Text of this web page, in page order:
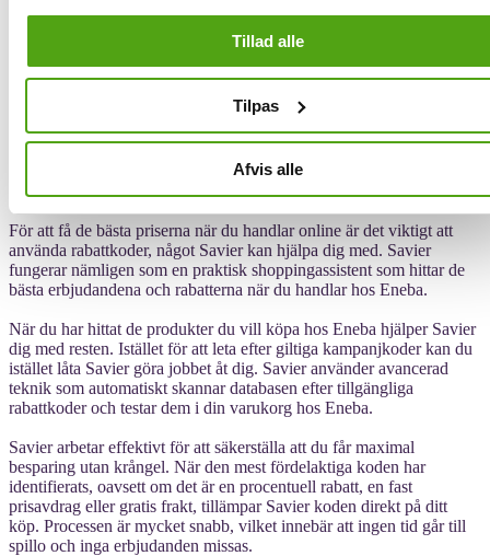
Tillad alle
Tilpas
Afvis alle
Kampanjkoder, även kallade rabattkoder eller kupongkoder, är ett
viktigt verktyg inom e-handel. Dessa koder ger konsumenter
möjlighet att spara pengar när de handlar online genom att erbjuda
olika fördelar, såsom procentuella rabatter, fasta prisreduktioner eller
du förstå hur de fungerar, samt använda dem på ett strategiskt sätt.
testar nämligen automatiskt flera kampanjkoder och tillämpar den
med störst rabatt direkt i din varukorg – allt med bara ett klick.
För att få de bästa priserna när du handlar online är det viktigt att
använda rabattkoder, något Savier kan hjälpa dig med. Savier
fungerar nämligen som en praktisk shoppingassistent som hittar de
bästa erbjudandena och rabatterna när du handlar hos Eneba.
När du har hittat de produkter du vill köpa hos Eneba hjälper Savier
dig med resten. Istället för att leta efter giltiga kampanjkoder kan du
istället låta Savier göra jobbet åt dig. Savier använder avancerad
teknik som automatiskt skannar databasen efter tillgängliga
rabattkoder och testar dem i din varukorg hos Eneba.
Savier arbetar effektivt för att säkerställa att du får maximal
besparing utan krångel. När den mest fördelaktiga koden har
identifierats, oavsett om det är en procentuell rabatt, en fast
prisavdrag eller gratis frakt, tillämpar Savier koden direkt på ditt
köp. Processen är mycket snabb, vilket innebär att ingen tid går till
spillo och inga erbjudanden missas.